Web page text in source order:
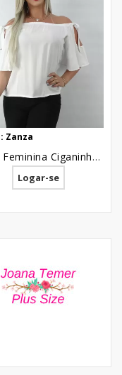
Zanza
Blusa Feminina Ciganinha com Laco em Viscose Branco [2210032]
Logar-se